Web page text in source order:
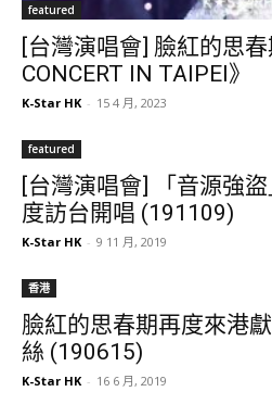
featured
[台灣演唱會] 臉紅的思
CONCERT IN TAIPEI》
K-Star HK - 15 4 月, 2023
featured
[台灣演唱會] 「音源強
度訪台開唱 (191109)
K-Star HK - 9 11 月, 2019
香港
臉紅的思春期再度來港
絲 (190615)
K-Star HK - 16 6 月, 2019